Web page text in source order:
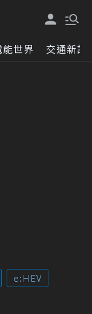
能世界 交通新訊
e:HEV